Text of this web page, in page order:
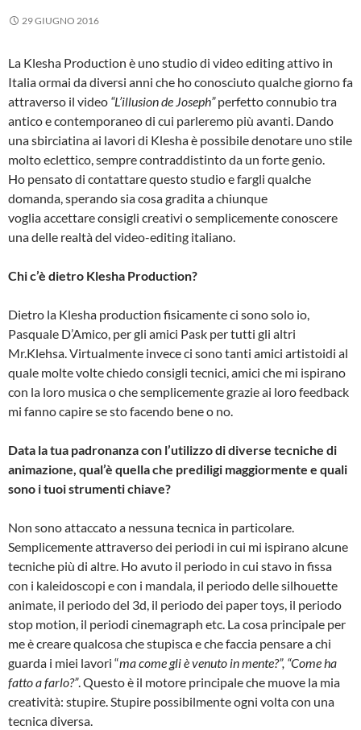
29 GIUGNO 2016
La Klesha Production è uno studio di video editing attivo in
Italia ormai da diversi anni che ho conosciuto qualche giorno fa
attraverso il video “L’illusion de Joseph”perfetto connubio tra
antico e contemporaneo di cui parleremo più avanti. Dando
una sbirciatina ai lavori di Klesha è possibile denotare uno stile
molto eclettico, sempre contraddistinto da un forte genio.
Ho pensato di contattare questo studio e fargli qualche
domanda, sperando sia cosa gradita a chiunque
voglia accettare consigli creativi o semplicemente conoscere
una delle realtà del video-editing italiano.
Chi c’è dietro Klesha Production?
Dietro la Klesha production fisicamente ci sono solo io,
Pasquale D’Amico, per gli amici Pask per tutti gli altri
Mr.Klehsa. Virtualmente invece ci sono tanti amici artistoidi al
quale molte volte chiedo consigli tecnici, amici che mi ispirano
con la loro musica o che semplicemente grazie ai loro feedback
mi fanno capire se sto facendo bene o no.
Data la tua padronanza con l’utilizzo di diverse tecniche di
animazione, qual’è quella che prediligi maggiormente e quali
sono i tuoi strumenti chiave?
Non sono attaccato a nessuna tecnica in particolare.
Semplicemente attraverso dei periodi in cui mi ispirano alcune
tecniche più di altre. Ho avuto il periodo in cui stavo in fissa
con i kaleidoscopi e con i mandala, il periodo delle silhouette
animate, il periodo del 3d, il periodo dei paper toys, il periodo
stop motion, il periodi cinemagraph etc. La cosa principale per
me è creare qualcosa che stupisca e che faccia pensare a chi
guarda i miei lavori “ma come gli è venuto in mente?”, “Come ha
fatto a farlo?”. Questo è il motore principale che muove la mia
creatività: stupire. Stupire possibilmente ogni volta con una
tecnica diversa.